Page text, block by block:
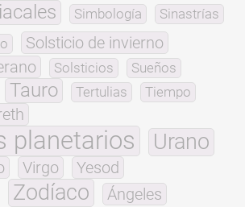
Simbología Sinastrías
Solsticio de invierno
Solsticios Sueños
Tauro Tertulias
Tiempo
planetarios Urano
Virgo Yesod
Zodíaco Ángeles